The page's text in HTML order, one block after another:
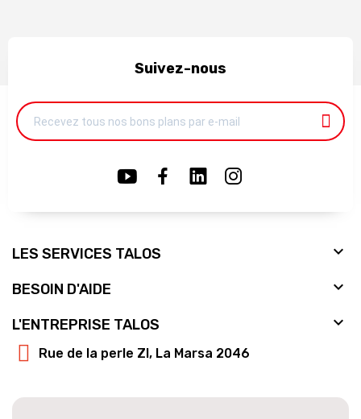
Suivez-nous
LES SERVICES TALOS 
BESOIN D'AIDE 
L'ENTREPRISE TALOS 
Rue de la perle ZI, La Marsa 2046